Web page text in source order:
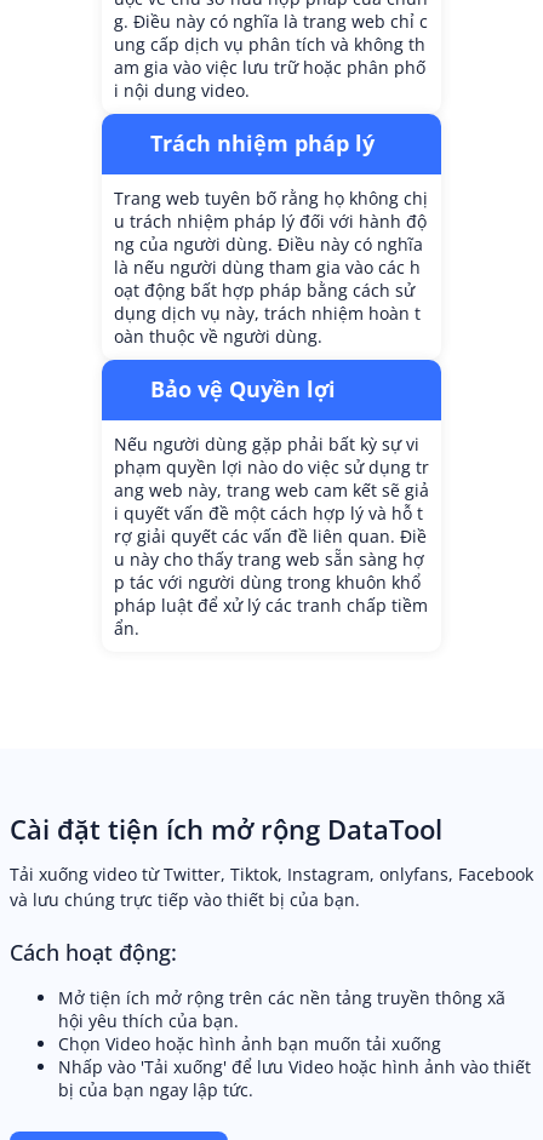
g. Điều này có nghĩa là trang web chỉ c
ung cấp dịch vụ phân tích và không th
am gia vào việc lưu trữ hoặc phân phố
i nội dung video.
Trách nhiệm pháp lý
Trang web tuyên bố rằng họ không chị
u trách nhiệm pháp lý đối với hành độ
ng của người dùng. Điều này có nghĩa
là nếu người dùng tham gia vào các h
oạt động bất hợp pháp bằng cách sử
dụng dịch vụ này, trách nhiệm hoàn t
oàn thuộc về người dùng.
Bảo vệ Quyền lợi
Nếu người dùng gặp phải bất kỳ sự vi
phạm quyền lợi nào do việc sử dụng tr
ang web này, trang web cam kết sẽ giả
i quyết vấn đề một cách hợp lý và hỗ t
rợ giải quyết các vấn đề liên quan. Điề
u này cho thấy trang web sẵn sàng hợ
p tác với người dùng trong khuôn khổ
pháp luật để xử lý các tranh chấp tiềm
ẩn.
Cài đặt tiện ích mở rộng DataTool
Tải xuống video từ Twitter, Tiktok, Instagram, onlyfans, Facebook
và lưu chúng trực tiếp vào thiết bị của bạn.
Cách hoạt động:
Mở tiện ích mở rộng trên các nền tảng truyền thông xã
hội yêu thích của bạn.
Chọn Video hoặc hình ảnh bạn muốn tải xuống
Nhấp vào 'Tải xuống' để lưu Video hoặc hình ảnh vào thiết
bị của bạn ngay lập tức.